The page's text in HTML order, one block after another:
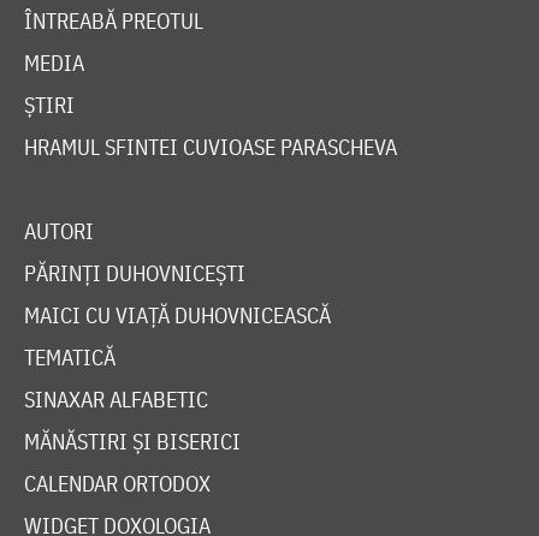
ÎNTREABĂ PREOTUL
MEDIA
ȘTIRI
HRAMUL SFINTEI CUVIOASE PARASCHEVA
AUTORI
PĂRINȚI DUHOVNICEȘTI
MAICI CU VIAȚĂ DUHOVNICEASCĂ
TEMATICĂ
SINAXAR ALFABETIC
MĂNĂSTIRI ȘI BISERICI
CALENDAR ORTODOX
WIDGET DOXOLOGIA